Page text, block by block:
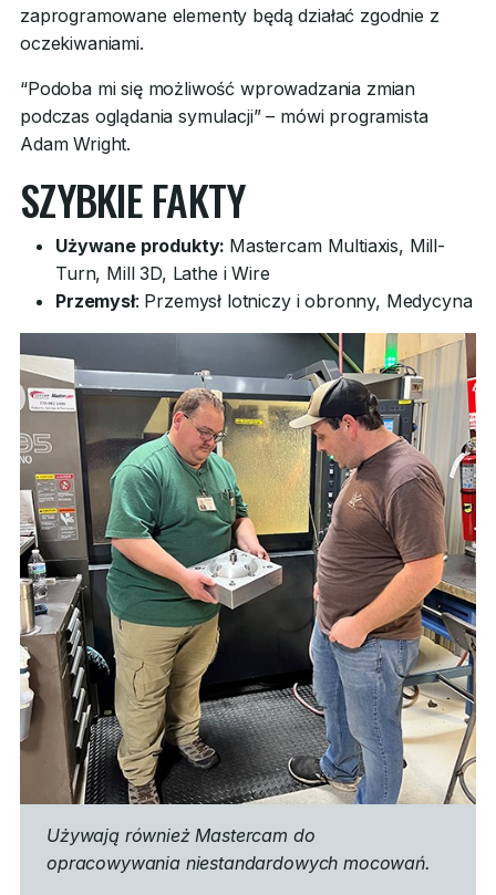
zaprogramowane elementy będą działać zgodnie z
oczekiwaniami.
“Podoba mi się możliwość wprowadzania zmian
podczas oglądania symulacji” – mówi programista
Adam Wright.
SZYBKIE FAKTY
Używane produkty: Mastercam Multiaxis, Mill-
Turn, Mill 3D, Lathe i Wire
Przemysł: Przemysł lotniczy i obronny, Medycyna
Używają również Mastercam do
opracowywania niestandardowych mocowań.